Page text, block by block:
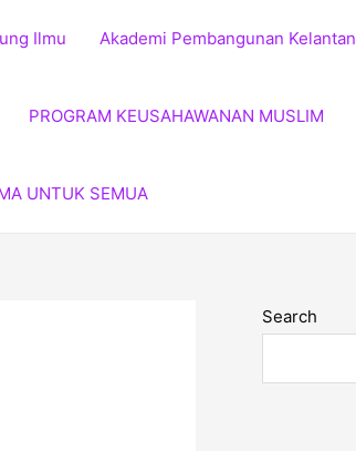
Ilmu Akademi Pembangunan Kelantan
PROGRAM KEUSAHAWANAN MUSLIM
UNTUK SEMUA
Search